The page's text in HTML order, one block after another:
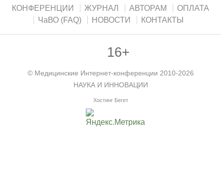
КОНФЕРЕНЦИИ ЖУРНАЛ АВТОРАМ
ОПЛАТА
ЧаВО (FAQ)
НОВОСТИ КОНТАКТЫ
16+
© Медицинские Интернет-конференции 2010-2026
НАУКА И ИННОВАЦИИ
Хостинг Бегет